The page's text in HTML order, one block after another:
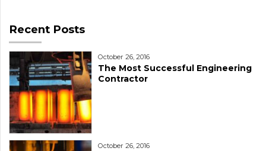
Recent Posts
October 26, 2016
The Most Successful Engineering
Contractor
October 26, 2016